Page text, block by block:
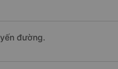
đường.